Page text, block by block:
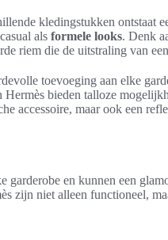
kledingstukken ontstaat
als formele looks. Denk
riem die de uitstraling van
toevoeging aan elke
bieden talloze
accessoire, maar ook een
garderobe en kunnen een
zijn niet alleen functioneel,